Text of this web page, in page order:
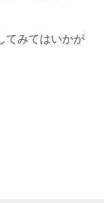
てみてはいかが